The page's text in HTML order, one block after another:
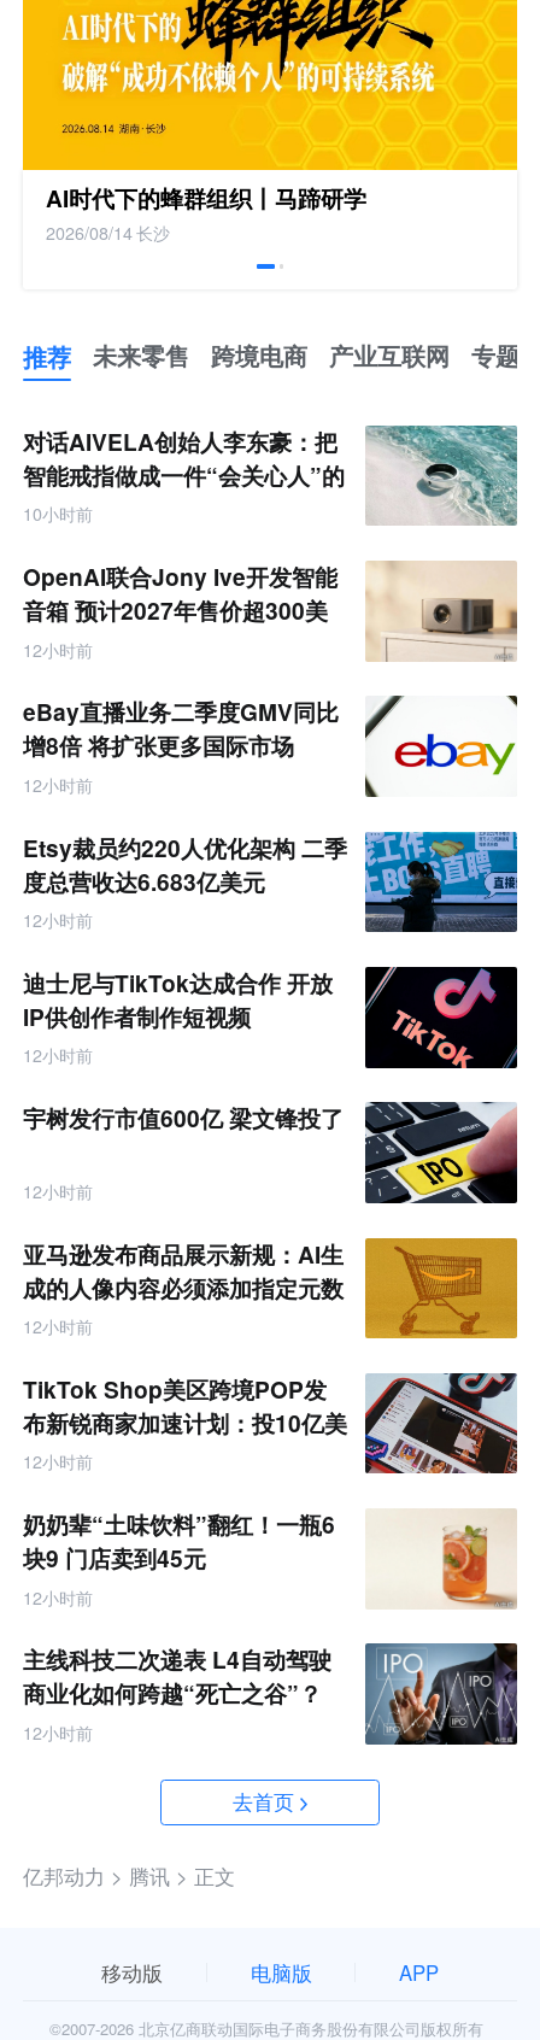
AI时代下的蜂群组织丨马蹄研学
2026/08/14长沙
推荐 未来零售 跨境电商 产业互联网 专题
来
零
售
跨
境
产
业
互
联
网
对话AIVELA创始人李东豪：把
智能戒指做成一件“会关心人”的
饰品
10小时前
OpenAI联合Jony Ive开发智能
音箱 预计2027年售价超300美
元
12小时前
eBay直播业务二季度GMV同比
增8倍 将扩张更多国际市场
12小时前
Etsy裁员约220人优化架构 二季
度总营收达6.683亿美元
12小时前
迪士尼与TikTok达成合作 开放
IP供创作者制作短视频
12小时前
宇树发行市值600亿 梁文锋投了
12小时前
亚马逊发布商品展示新规：AI生
成的人像内容必须添加指定元数
据
12小时前
TikTok Shop美区跨境POP发
布新锐商家加速计划：投10亿美
金资源帮扶四类商家
12小时前
奶奶辈“土味饮料”翻红！一瓶6
块9 门店卖到45元
12小时前
主线科技二次递表 L4自动驾驶
商业化如何跨越“死亡之谷”？
12小时前
去首页
亿邦动力 > 腾讯 > 正文
移动版 电脑版 APP
©2007-2026 北京亿商联动国际电子商务股份有限公司版权所有